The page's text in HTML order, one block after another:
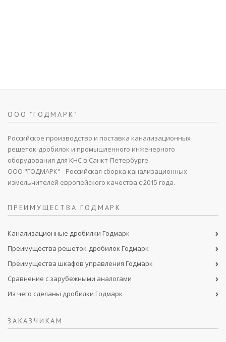
ООО "ГОДМАРК"
Российское производство и поставка канализационных
решеток-дробилок и промышленного инженерного
оборудования для КНС в Санкт-Петербурге.
ООО "ГОДМАРК" - Российская сборка канализационных
измельчителей европейского качества с 2015 года.
ПРЕИМУЩЕСТВА ГОДМАРК
Канализационные дробилки Годмарк
Преимущества решеток-дробилок Годмарк
Преимущества шкафов управления Годмарк
Сравнение с зарубежными аналогами
Из чего сделаны дробилки Годмарк
ЗАКАЗЧИКАМ